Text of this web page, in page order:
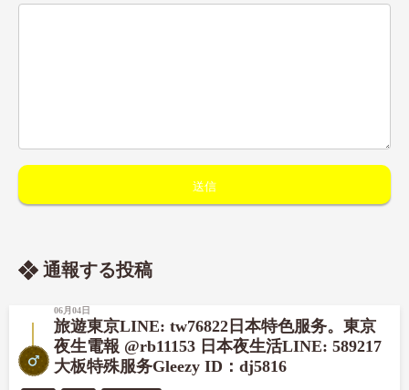
通報する投稿
06月04日
旅遊東京LINE: tw76822日本特色服务。東京
夜生電報 @rb11153 日本夜生活LINE: 589217
大板特殊服务Gleezy ID：dj5816